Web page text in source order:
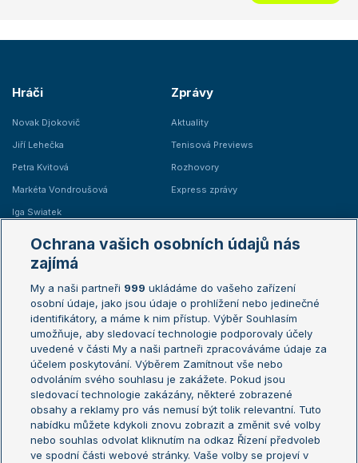
Hráči
Novak Djokovič
Jiří Lehečka
Petra Kvitová
Markéta Vondroušová
Iga Swiatek
Zprávy
Aktuality
Tenisová Previews
Rozhovory
Express zprávy
Žebříčky
Žebříček ATP (muži)
Žebříček WTA (ženy)
Sázkařský žebříček
Australian Open
French Open
Wimbledon
US Open
Turnaj mistrů
Turnaj mistryň
Aktualní trendy
Fotbalové přestupy
Ochrana vašich osobních údajů nás
zajímá
My a naši partneři 999 ukládáme do vašeho zařízení
osobní údaje, jako jsou údaje o prohlížení nebo jedinečné
identifikátory, a máme k nim přístup. Výběr Souhlasím
umožňuje, aby sledovací technologie podporovaly účely
uvedené v části My a naši partneři zpracováváme údaje za
účelem poskytování. Výběrem Zamítnout vše nebo
odvoláním svého souhlasu je zakážete. Pokud jsou
sledovací technologie zakázány, některé zobrazené
obsahy a reklamy pro vás nemusí být tolik relevantní. Tuto
nabídku můžete kdykoli znovu zobrazit a změnit své volby
nebo souhlas odvolat kliknutím na odkaz Řízení předvoleb
ve spodní části webové stránky. Vaše volby se projeví v